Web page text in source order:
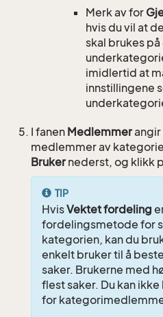
Merk av for
hvis du vil at
skal brukes
imidlertid at
innstillingene
I fanen Medlemmer
medlemmer av
Bruker nederst, og klikk
TIP
HvisVektet fordeling
fordelingsmetode for
kategorien, kan du
enkelt bruker til å
saker. Brukerne med
flest saker. Du kan
for